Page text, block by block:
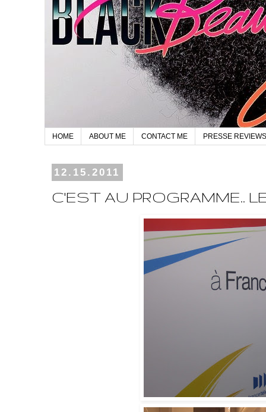
HOME ABOUT ME CONTACT ME PRESSE REVIEWS
12.15.2011
C'EST AU PROGRAMME..